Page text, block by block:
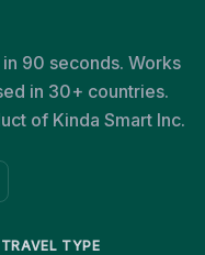
90 seconds. Works
in 30+ countries.
of Kinda Smart Inc.
TYPE